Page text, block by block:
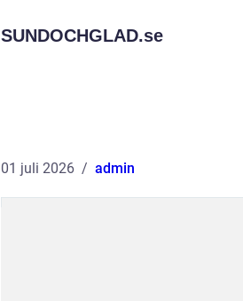
SUNDOCHGLAD.se
01 juli 2026 admin